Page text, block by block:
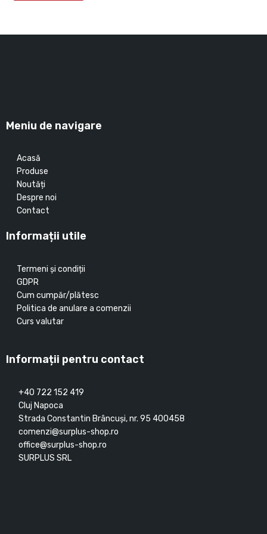
Meniu de navigare
Acasă
Produse
Noutăți
Despre noi
Contact
Informații utile
Termeni și condiții
GDPR
Cum cumpăr/plătesc
Politica de anulare a comenzii
Curs valutar
Informații pentru contact
+40 722 152 419
Cluj Napoca
Strada Constantin Brâncuşi, nr. 95 400458
comenzi@surplus-shop.ro
office@surplus-shop.ro
SURPLUS SRL